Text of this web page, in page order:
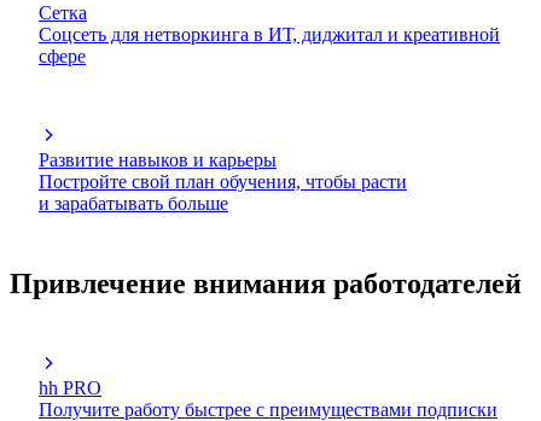
Сетка
Соцсеть для нетворкинга в ИТ, диджитал и креативной
сфере
Развитие навыков и карьеры
Постройте свой план обучения, чтобы расти
и зарабатывать больше
Привлечение внимания работодателей
hh PRO
Получите работу быстрее с преимуществами подписки